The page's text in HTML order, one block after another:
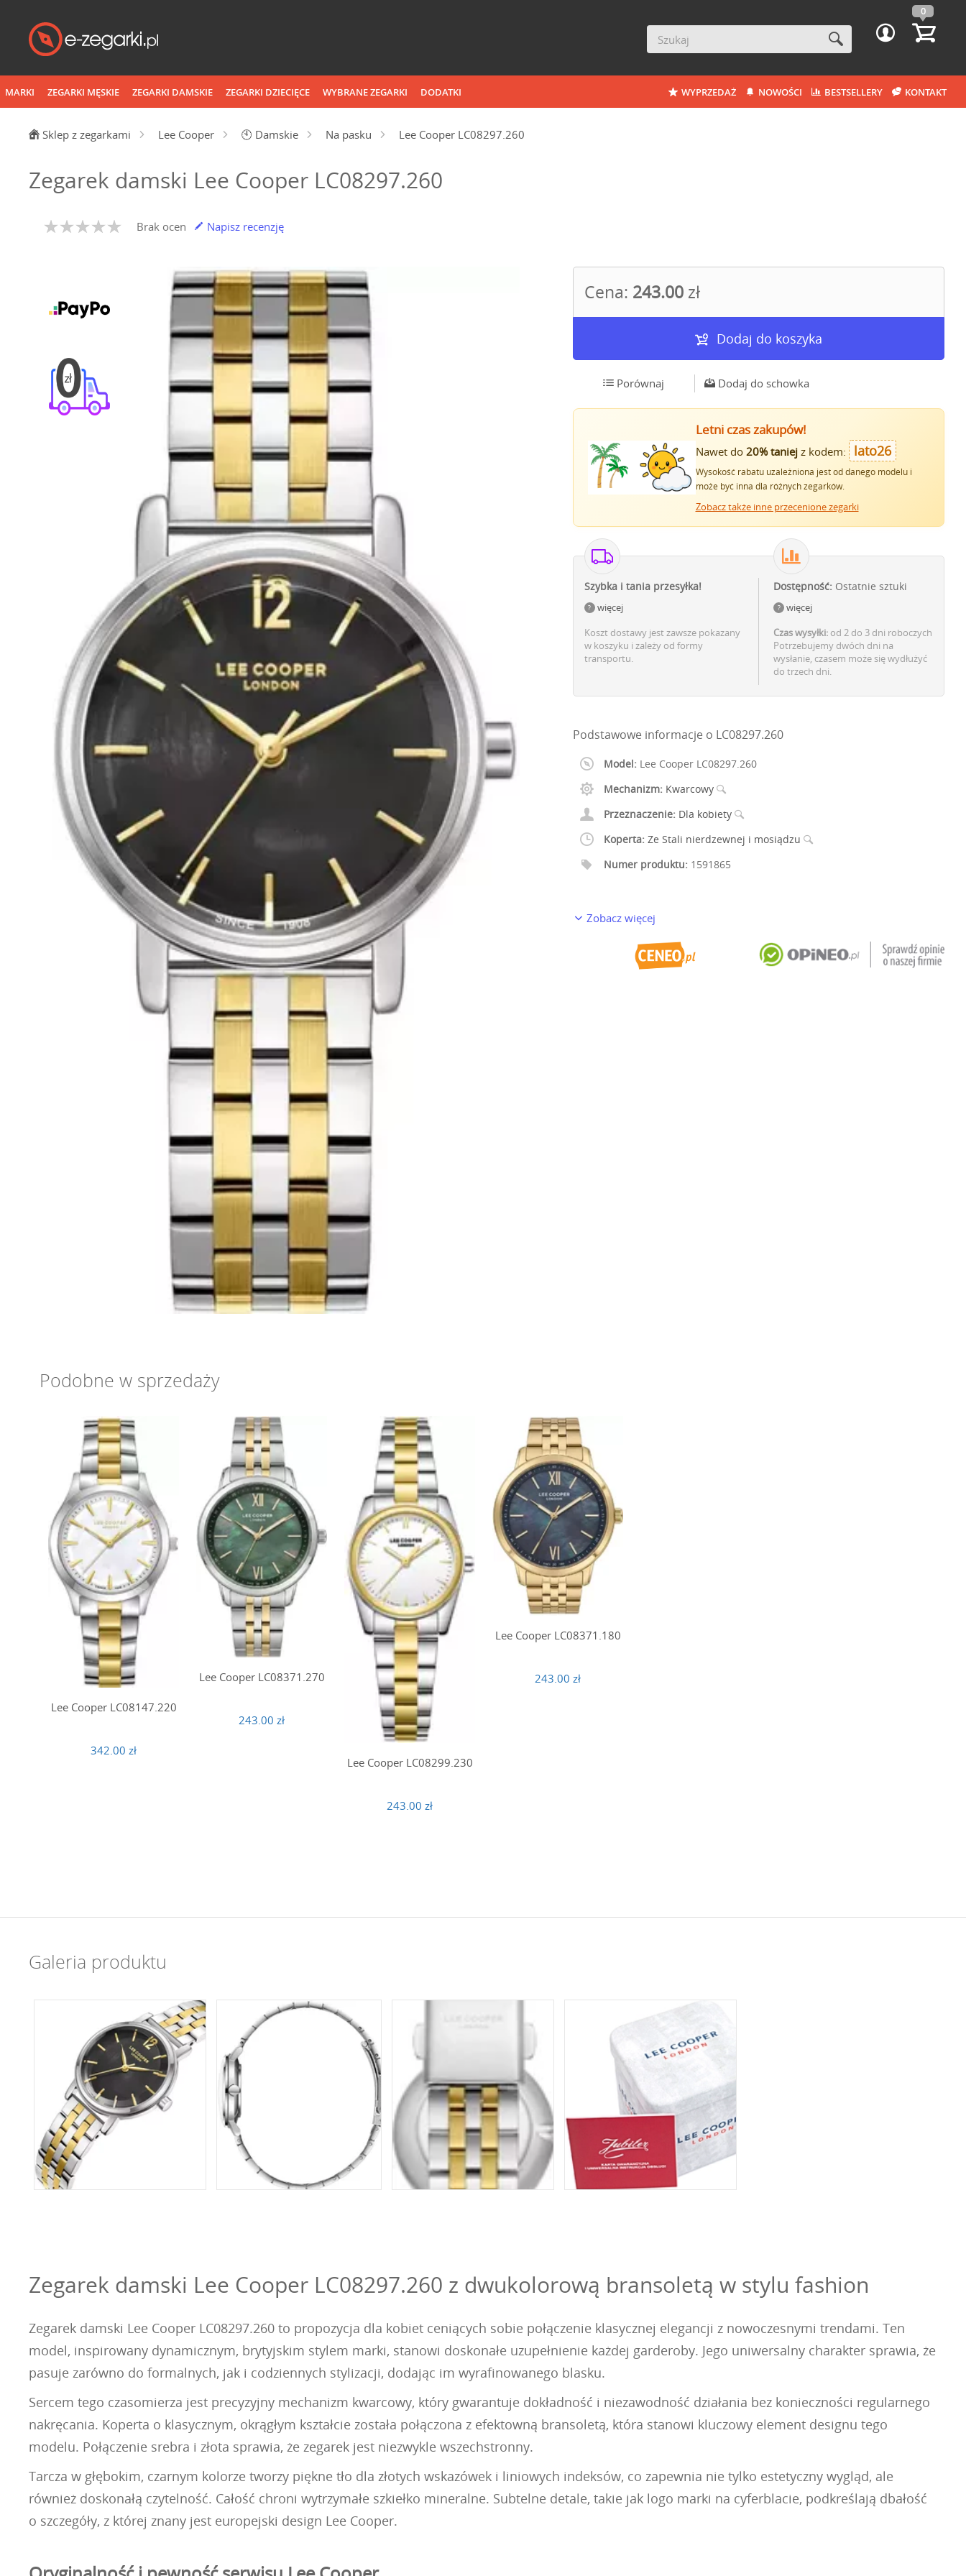
0
MARKI ZEGARKI MĘSKIE ZEGARKI DAMSKIE ZEGARKI DZIECIĘCE WYBRANE ZEGARKI DODATKI WYPRZEDAŻ NOWOŚCI BESTSELLERY KONTAKT
Sklep z zegarkami Lee Cooper 🕙 Damskie Na pasku Lee Cooper LC08297.260
Zegarek damski Lee Cooper LC08297.260
Brak ocen Napisz recenzję
Cena: 243.00 zł
Dodaj do koszyka
Porównaj Dodaj do schowka
Letni czas zakupów!
Nawet do 20% taniejz kodem: lato26
Wysokość rabatu uzależniona jest od danego modelu i
może być inna dla różnych zegarków.
Zobacz także inne przecenione zegarki
Szybka i tania przesyłka!
więcej
Koszt dostawy jest zawsze pokazany
w koszyku i zależy od formy
transportu.
Dostępność: Ostatnie sztuki
więcej
Czas wysyłki: od 2 do 3 dni roboczych
Potrzebujemy dwóch dni na
wysłanie, czasem może się wydłużyć
do trzech dni.
Podstawowe informacje o LC08297.260
Model: Lee Cooper LC08297.260
Mechanizm: Kwarcowy
Przeznaczenie: Dla kobiety
Koperta: Ze Stali nierdzewnej i mosiądzu
Numer produktu: 1591865
Zobacz więcej
Podobne w sprzedaży
Lee Cooper LC08147.220
342.00 zł
Lee Cooper LC08371.270
243.00 zł
Lee Cooper LC08299.230
243.00 zł
Lee Cooper LC08371.180
243.00 zł
Galeria produktu
Zegarek damski Lee Cooper LC08297.260 z dwukolorową bransoletą w stylu fashion
Zegarek damski Lee Cooper LC08297.260 to propozycja dla kobiet ceniących sobie połączenie klasycznej elegancji z nowoczesnymi trendami. Ten
model, inspirowany dynamicznym, brytyjskim stylem marki, stanowi doskonałe uzupełnienie każdej garderoby. Jego uniwersalny charakter sprawia, że
pasuje zarówno do formalnych, jak i codziennych stylizacji, dodając im wyrafinowanego blasku.
Sercem tego czasomierza jest precyzyjny mechanizm kwarcowy, który gwarantuje dokładność i niezawodność działania bez konieczności regularnego
nakręcania. Koperta o klasycznym, okrągłym kształcie została połączona z efektowną bransoletą, która stanowi kluczowy element designu tego
modelu. Połączenie srebra i złota sprawia, że zegarek jest niezwykle wszechstronny.
Tarcza w głębokim, czarnym kolorze tworzy piękne tło dla złotych wskazówek i liniowych indeksów, co zapewnia nie tylko estetyczny wygląd, ale
również doskonałą czytelność. Całość chroni wytrzymałe szkiełko mineralne. Subtelne detale, takie jak logo marki na cyferblacie, podkreślają dbałość
o szczegóły, z której znany jest europejski design Lee Cooper.